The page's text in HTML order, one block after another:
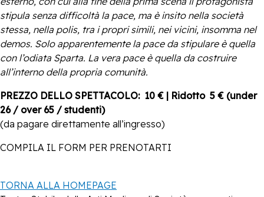
stipula senza difficoltà la pace, ma è insito nella società
stessa, nella polis, tra i propri simili, nei vicini, insomma nel
demos. Solo apparentemente la pace da stipulare è quella
con l’odiata Sparta. La vera pace è quella da costruire
all’interno della propria comunità.
PREZZO DELLO SPETTACOLO: 10 € | Ridotto 5 € (under
26 / over 65 / studenti)
(da pagare direttamente all’ingresso)
COMPILA IL FORM PER PRENOTARTI
TORNA ALLA HOMEPAGE